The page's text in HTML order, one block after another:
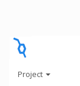
Project